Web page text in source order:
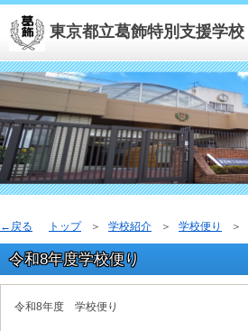
東京都立葛飾特別支援学校
戻る トップ 学校紹介 学校便り
令和8年度学校便り
令和8年度 学校便り